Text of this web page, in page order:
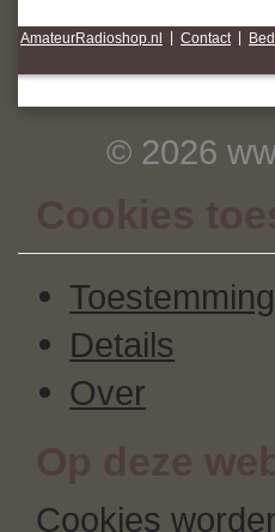
AmateurRadioshop.nl Contact
© 2026
Cookies
Toestemming
Details
Over
Op deze
Cookies